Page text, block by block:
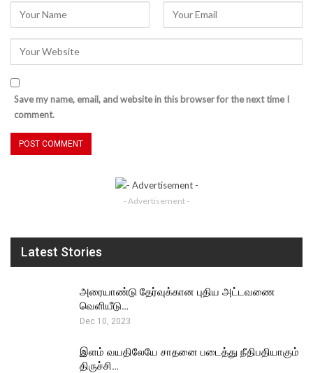
Save my name, email, and website in this browser for the next time I
comment.
- Advertisement -
Latest Stories
அரையாண்டு தேர்வுக்கான புதிய அட்டவணை
வெளியீடு…
Dec 10, 2023
இளம் வயதிலேயே சாதனை படைத்து நீதிபதியாகும்
திருச்சி…